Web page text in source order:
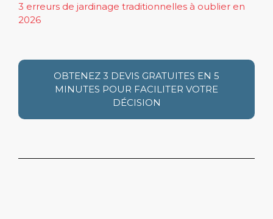
3 erreurs de jardinage traditionnelles à oublier en
2026
OBTENEZ 3 DEVIS GRATUITES EN 5
MINUTES POUR FACILITER VOTRE
DÉCISION